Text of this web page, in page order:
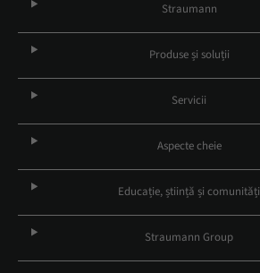
Straumann
Produse și soluții
Servicii
Aspecte cheie
Educație, știință și comunități
Straumann Group